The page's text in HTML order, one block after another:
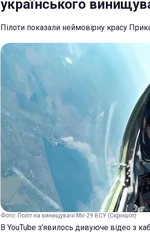
українського
Пілоти показали неймовірну красу
Фото: Політ на винищувачі Міг-29 ВСУ (Скріншот)
В YouTube з'явилось дивуюче відео з